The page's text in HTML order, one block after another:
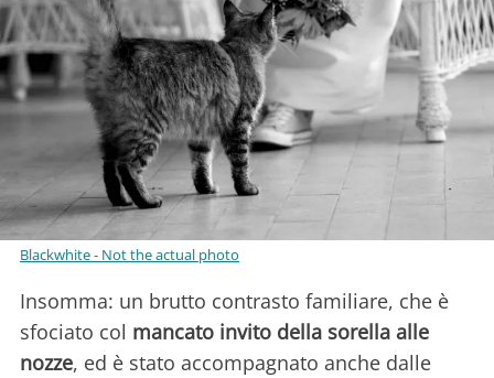
Blackwhite - Not the actual photo
Insomma: un brutto contrasto familiare, che è
sfociato col mancato invito della sorella alle
nozze, ed è stato accompagnato anche dalle